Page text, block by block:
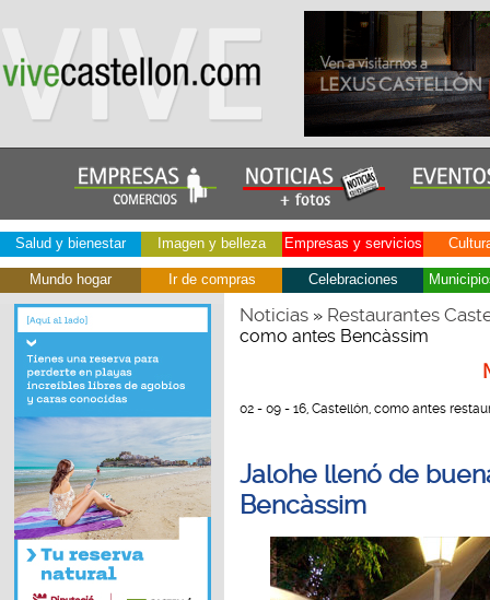
Salud y bienestar Imagen y belleza Empresas y servicios
Mundo hogar Ir de compras Celebraciones
Noticias» Restaurantes
como antes Bencàssim
02 - 09 - 16, Castellón, como antes
Jalohe llenó de
Bencàssim